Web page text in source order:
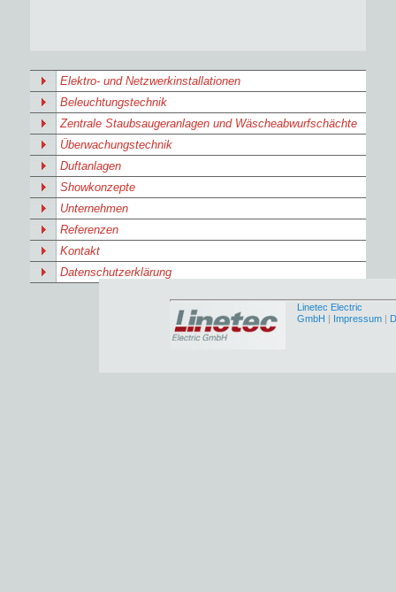
Elektro- und Netzwerkinstallationen
Beleuchtungstechnik
Zentrale Staubsaugeranlagen und Wäscheabwurfschächte
Überwachungstechnik
Duftanlagen
Showkonzepte
Unternehmen
Referenzen
Kontakt
Datenschutzerklärung
Linetec Electric
GmbH | Impressum |